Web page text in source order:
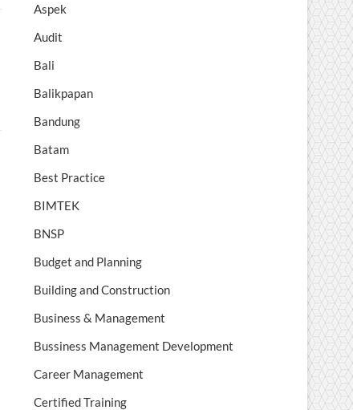
Aspek
Audit
Bali
Balikpapan
Bandung
Batam
Best Practice
BIMTEK
BNSP
Budget and Planning
Building and Construction
Business & Management
Bussiness Management Development
Career Management
Certified Training